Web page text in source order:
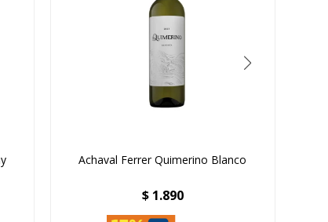
Achaval Ferrer Quimerino Blanco
$ 1.890